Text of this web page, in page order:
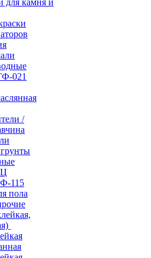
для камня и
021
/
115
пола